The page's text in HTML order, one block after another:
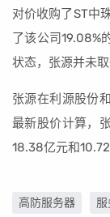
对价收购了ST中
了该公司19.08%
状态，张源并未
张源在利源股份
最新股价计算，
18.38亿元和10.72
高防服务器